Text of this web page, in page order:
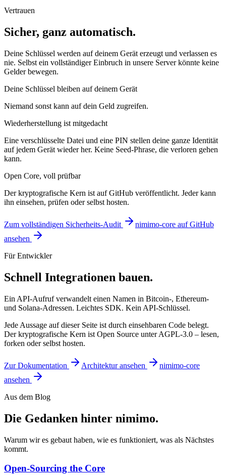
Vertrauen
Sicher, ganz automatisch.
Deine Schlüssel werden auf deinem Gerät erzeugt und verlassen es
nie. Selbst ein vollständiger Einbruch in unsere Server könnte keine
Gelder bewegen.
Deine Schlüssel bleiben auf deinem Gerät
Niemand sonst kann auf dein Geld zugreifen.
Wiederherstellung ist mitgedacht
Eine verschlüsselte Datei und eine PIN stellen deine ganze Identität
auf jedem Gerät wieder her. Keine Seed-Phrase, die verloren gehen
kann.
Open Core, voll prüfbar
Der kryptografische Kern ist auf GitHub veröffentlicht. Jeder kann
ihn einsehen, prüfen oder selbst hosten.
Zum vollständigen Sicherheits-Audit
nimimo-core auf GitHub
ansehen
Für Entwickler
Schnell Integrationen bauen.
Ein API-Aufruf verwandelt einen Namen in Bitcoin-, Ethereum-
und Solana-Adressen. Leichtes SDK. Kein API-Schlüssel.
Jede Aussage auf dieser Seite ist durch einsehbaren Code belegt.
Der kryptografische Kern ist Open Source unter AGPL-3.0 – lesen,
forken oder selbst hosten.
Zur Dokumentation Architektur ansehen
nimimo-core
ansehen
Aus dem Blog
Die Gedanken hinter nimimo.
Warum wir es gebaut haben, wie es funktioniert, was als Nächstes
kommt.
Open-Sourcing the Core